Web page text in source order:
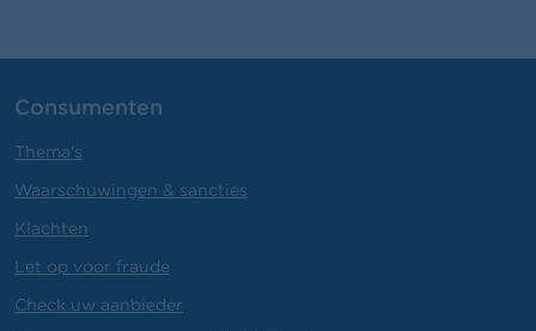
Consumenten
Thema's
Waarschuwingen & sancties
Klachten
Let op voor fraude
Check uw aanbieder